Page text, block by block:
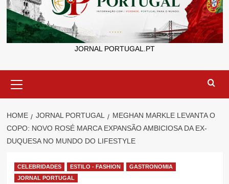
JORNAL PORTUGAL.PT
Menu
HOME JORNAL PORTUGAL
MEGHAN MARKLE LEVANTA O
COPO: NOVO ROSÉ MARCA EXPANSÃO AMBICIOSA DA EX-
DUQUESA NO MUNDO DO LIFESTYLE
CELEBRIDADES ESTILO - FASHION
GASTRONOMIA
JORNAL PORTUGAL